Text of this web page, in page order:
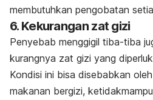
membutuhkan pengobatan
6. Kekurangan zat gizi
Penyebab menggigil tiba-tiba
kurangnya zat gizi yang
Kondisi ini bisa disebabkan
makanan bergizi,